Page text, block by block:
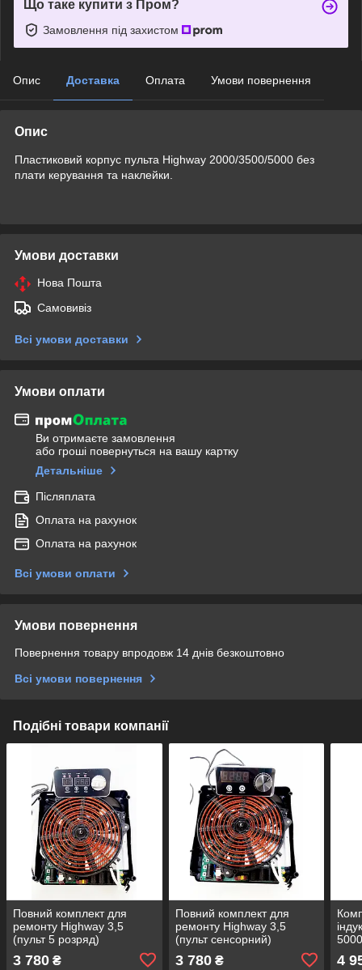
Що таке купити з Пром?
Замовлення під захистом
Опис Доставка Оплата Умови повернення
Опис
Пластиковий корпус пульта Highway 2000/3500/5000 без
плати керування та наклейки.
Умови доставки
Нова Пошта
Самовивіз
Всі умови доставки
Умови оплати
Ви отримаєте замовлення
або гроші повернуться на вашу картку
Детальніше
Післяплата
Оплата на рахунок
Оплата на рахунок
Всі умови оплати
Умови повернення
Повернення товару впродовж 14 днів безкоштовно
Всі умови повернення
Подібні товари компанії
Повний комплект для
ремонту Highway 3,5
(пульт 5 розряд)
3 780 ₴
Повний комплект для
ремонту Highway 3,5
(пульт сенсорний)
3 780₴ 4